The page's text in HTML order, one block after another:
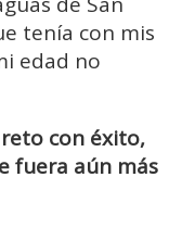
tenía con mis
edad no
con éxito,
fuera aún más